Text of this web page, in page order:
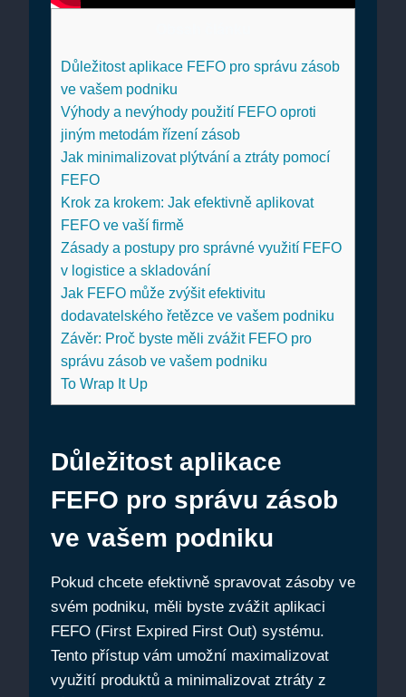
Důležitost aplikace FEFO pro správu‌ zásob
ve vašem ⁢podniku
Výhody a⁣ nevýhody použití ‍FEFO oproti
jiným metodám ⁢řízení zásob
Jak minimalizovat plýtvání ‌a ztráty pomocí
FEFO
Krok⁣ za krokem: Jak⁢ efektivně aplikovat
FEFO‍ ve vaší ​firmě
Zásady a postupy pro správné využití FEFO
v logistice a⁤ skladování
Jak FEFO může zvýšit efektivitu
dodavatelského řetězce ve vašem podniku
Závěr: Proč byste měli‌ zvážit FEFO pro‍
správu zásob ⁣ve vašem podniku
To Wrap‌ It Up
Důležitost aplikace
FEFO pro správu‌ zásob
ve vašem ⁢podniku
Pokud chcete efektivně ⁣spravovat zásoby ‌ve
svém podniku,⁢ měli byste zvážit‌ aplikaci
FEFO (First Expired First Out) systému.
Tento přístup vám umožní maximalizovat
využití produktů a minimalizovat ztráty‌ z